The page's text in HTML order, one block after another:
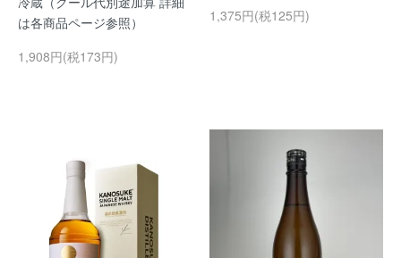
は各商品ページ参照）
1,908円(税173円)
1,375円(税125円)